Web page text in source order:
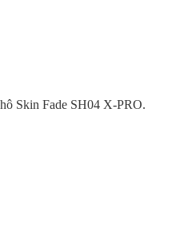
Skin Fade SH04 X-PRO.